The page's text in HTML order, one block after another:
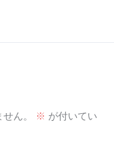
ん。 ※ が付いてい